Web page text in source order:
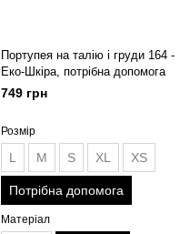
Портупея на талію і груди 164 -
Еко-Шкіра, потрібна допомога
749 грн
Розмір
L M S XL XS
Потрібна допомога
Матеріал